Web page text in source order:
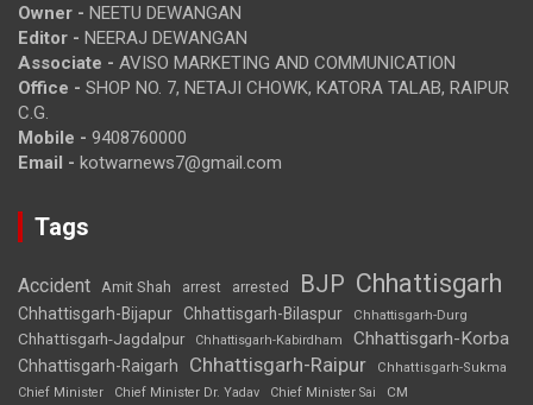
Owner - NEETU DEWANGAN
Editor - NEERAJ DEWANGAN
Associate - AVISO MARKETING AND COMMUNICATION
Office - SHOP NO. 7, NETAJI CHOWK, KATORA TALAB, RAIPUR
C.G.
Mobile - 9408760000
Email - kotwarnews7@gmail.com
Tags
Accident Amit Shah arrest arrested BJP Chhattisgarh
Chhattisgarh-Bijapur Chhattisgarh-Bilaspur Chhattisgarh-Durg
Chhattisgarh-Jagdalpur Chhattisgarh-Kabirdham Chhattisgarh-Korba
Chhattisgarh-Raigarh Chhattisgarh-Raipur
Chhattisgarh-Sukma
Chief Minister
Chief Minister Dr. Yadav Chief Minister Sai CM